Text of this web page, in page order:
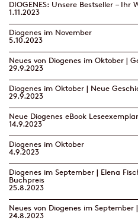
DIOGENES: Unsere Bestseller – Ihr
1.11.2023
Diogenes im November
5.10.2023
Neues von Diogenes im Oktober |
29.9.2023
Diogenes im Oktober | Neue
29.9.2023
Neue Diogenes eBook
14.9.2023
Diogenes im Oktober
4.9.2023
Diogenes im September | Elena
Buchpreis
25.8.2023
Neues von Diogenes im
24.8.2023